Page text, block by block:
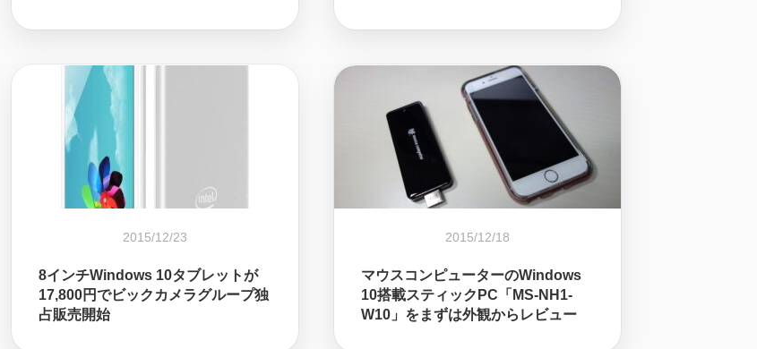
2015/12/23
8インチWindows 10タブレットが
17,800円でビックカメラグループ独
占販売開始
2015/12/18
マウスコンピューターのWindows
10搭載スティックPC「MS-NH1-
W10」をまずは外観からレビュー